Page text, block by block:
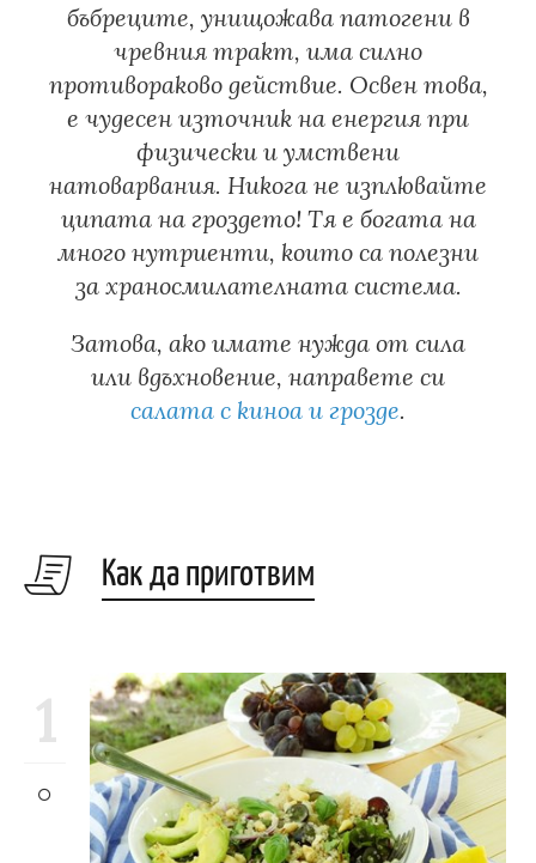
бъбреците, унищожава патогени в
чревния тракт, има силно
противораково действие. Освен това,
е чудесен източник на енергия при
физически и умствени
натоварвания. Никога не изплювайте
ципата на гроздето! Тя е богата на
много нутриенти, които са полезни
за храносмилателната система.
Затова, ако имате нужда от сила
или вдъхновение, направете си
салата с киноа и грозде.
Как да приготвим
1